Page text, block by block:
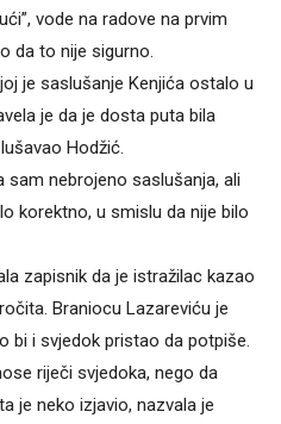
vode na radove na prvim
da to nije sigurno.
je saslušanje Kenjića ostalo u
je da je dosta puta bila
Hodžić.
sam nebrojeno saslušanja, ali
korektno, u smislu da nije bilo
zapisnik da je istražilac kazao
Braniocu Lazareviću je
bi i svjedok pristao da potpiše.
riječi svjedoka, nego da
je neko izjavio, nazvala je